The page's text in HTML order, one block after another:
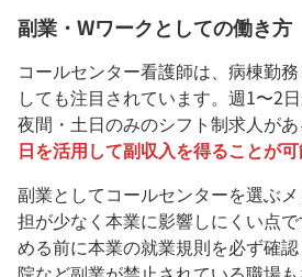
副業・Wワークとしての働き方
コールセンター看護師は、病棟勤
しても注目されています。週1〜2日
夜間・土日のみのシフト制求人があ
日を活用して副収入を得ることが
副業としてコールセンターを選ぶ
担が少なく本業に影響しにくい点
める前に本業の就業規則を必ず確